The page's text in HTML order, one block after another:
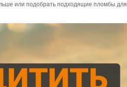
или подобрать подходящие пломбы для